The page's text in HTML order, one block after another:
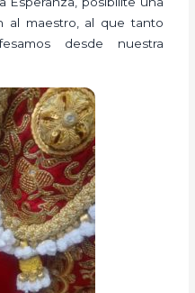
al maestro, al que tanto
desde nuestra